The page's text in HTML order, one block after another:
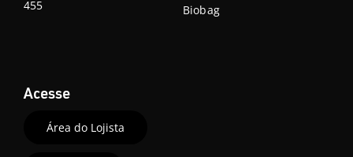
455
Biobag
Acesse
Área do Lojista